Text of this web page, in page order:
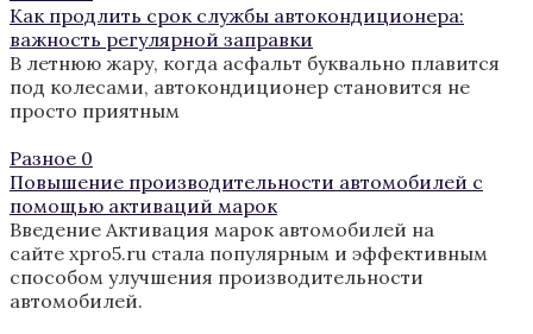
Как продлить срок службы автокондиционера:
важность регулярной заправки
В летнюю жару, когда асфальт буквально плавится
под колесами, автокондиционер становится не
просто приятным
Разное 0
Повышение производительности автомобилей с
помощью активаций марок
Введение Активация марок автомобилей на
сайте xpro5.ru стала популярным и эффективным
способом улучшения производительности
автомобилей.